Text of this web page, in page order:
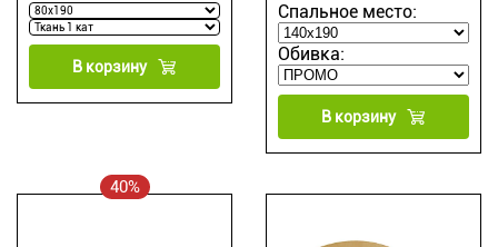
В корзину
Спальное место:
Обивка:
В корзину
40%